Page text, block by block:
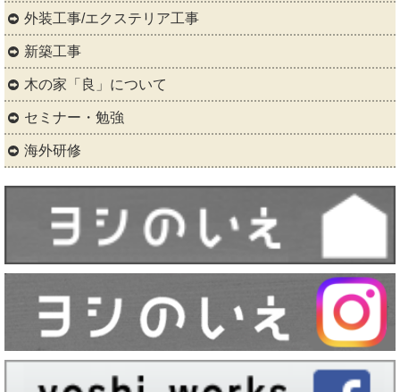
外装工事/エクステリア工事
新築工事
木の家「良」について
セミナー・勉強
海外研修